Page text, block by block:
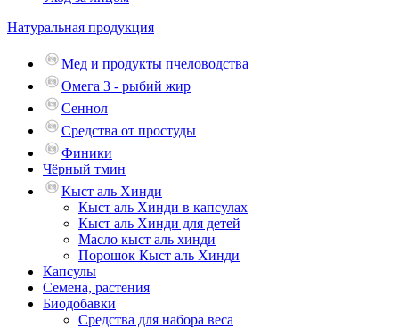
Натуральная продукция
Мед и продукты пчеловодства
Омега 3 - рыбий жир
Сеннол
Средства от простуды
Финики
Чёрный тмин
Кыст аль Хинди
Кыст аль Хинди в капсулах
Кыст аль Хинди для детей
Масло кыст аль хинди
Порошок Кыст аль Хинди
Капсулы
Семена, растения
Биодобавки
Средства для набора веса